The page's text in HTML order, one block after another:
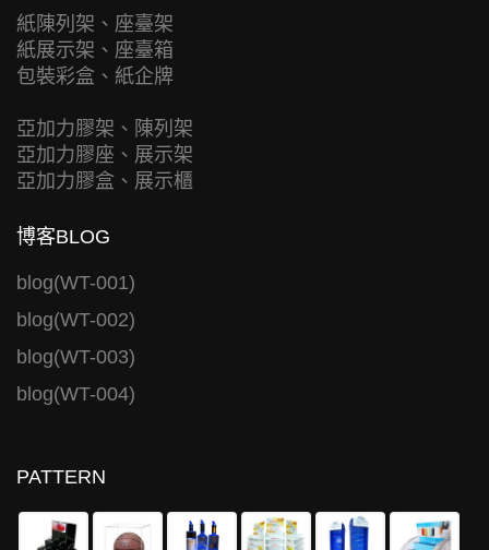
紙陳列架、座臺架
紙展示架、座臺箱
包裝彩盒、紙企牌
亞加力膠架、陳列架
亞加力膠座、展示架
亞加力膠盒、展示櫃
博客BLOG
blog(WT-001)
blog(WT-002)
blog(WT-003)
blog(WT-004)
PATTERN